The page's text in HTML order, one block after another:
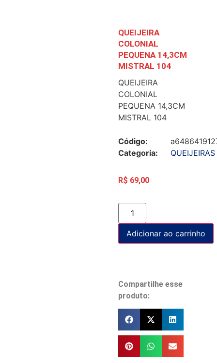
QUEIJEIRA
COLONIAL
PEQUENA 14,3CM
MISTRAL 104
QUEIJEIRA
COLONIAL
PEQUENA 14,3CM
MISTRAL 104
Código:
Categoria:
QUEIJEIRAS
R$ 69,00
Adicionar ao carrinho
Compartilhe esse
produto: